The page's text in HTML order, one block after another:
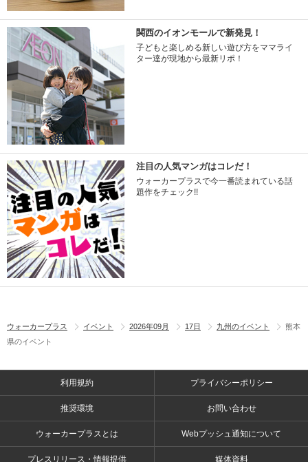
関西のイオンモールで新発見！
子どもと楽しめる新しい遊び方をママライ
ター達が現地から最新リポ！
注目の人気マンガはコレだ！
ウォーカープラスで今一番読まれている話
題作をチェック!!
ウォーカープラス イベント 2026年09月 17日 九州のイベント
熊本
県のイベント
利用規約 プライバシーポリシー
推奨環境 お問い合わせ
ウォーカープラスとは Webプッシュ通知について
プレスリリース・情報提供 媒体資料